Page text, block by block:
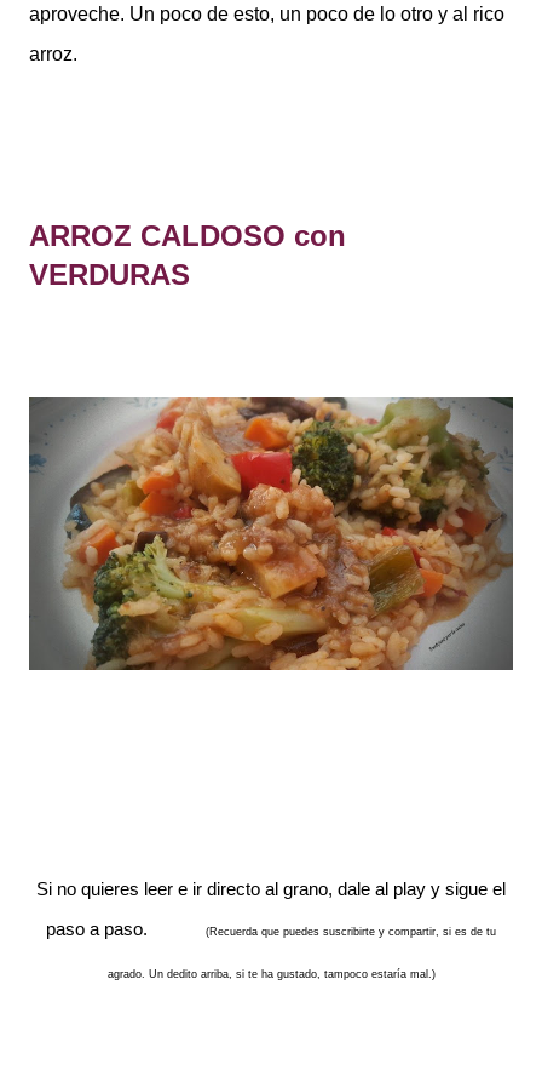
aproveche. Un poco de esto, un poco de lo otro y al rico
arroz.
ARROZ CALDOSO con
VERDURAS
Si no quieres leer e ir directo al grano, dale al play y sigue el
paso a paso. (Recuerda que puedes suscribirte y compartir, si es de tu
agrado. Un dedito arriba, si te ha gustado, tampoco estaría mal.)